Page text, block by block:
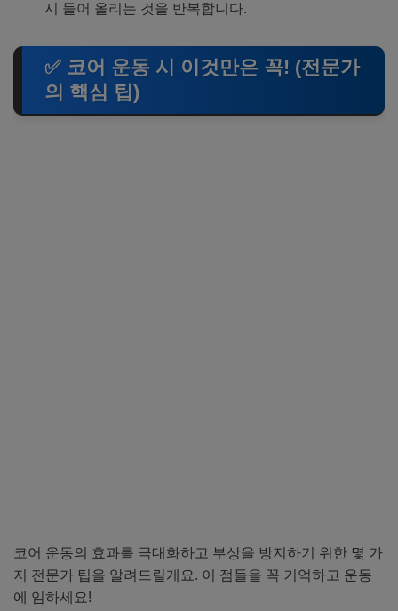
시 들어 올리는 것을 반복합니다.
✅ 코어 운동 시 이것만은 꼭! (전문가
의 핵심 팁)
코어 운동의 효과를 극대화하고 부상을 방지하기 위한 몇 가
지 전문가 팁을 알려드릴게요. 이 점들을 꼭 기억하고 운동
에 임하세요!